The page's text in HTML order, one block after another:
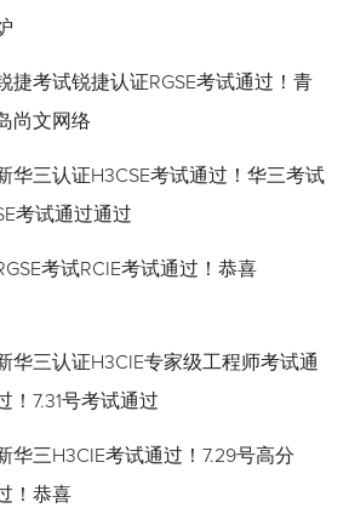
捷考试锐捷认证RGSE考试通过！青
尚文网络
华三认证H3CSE考试通过！华三考试
考试通过通过
考试RCIE考试通过！恭喜
华三认证H3CIE专家级工程师考试通
！7.31号考试通过
华三H3CIE考试通过！7.29号高分
！恭喜